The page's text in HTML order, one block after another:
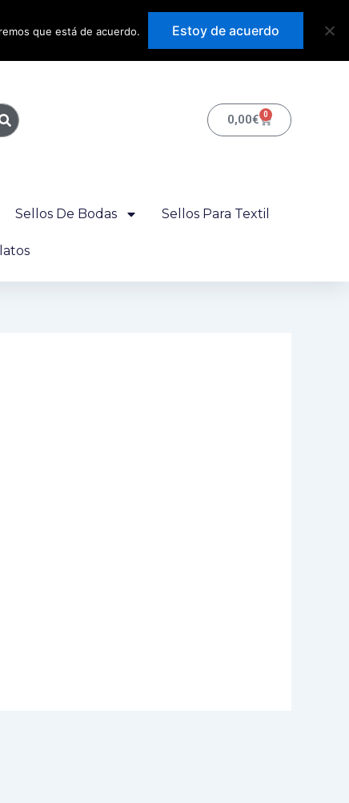
incluido
0,00€ 0
Carrito
Sellos De Bodas Sellos Para Textil
que está de acuerdo. Estoy de acuerdo